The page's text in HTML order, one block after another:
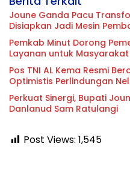
Joune Ganda Pacu
Disiapkan Jadi Mesin
Pemkab Minut Dorong
Layanan untuk Masyarakat
Pos TNI AL Kema Resmi
Optimistis Perlindungan
Perkuat Sinergi, Bupati
Danlanud Sam Ratulangi
Post Views: 1,545